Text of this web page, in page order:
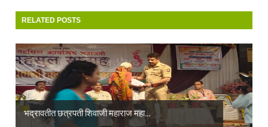
RELATED POSTS
भद्रावतीत छत्रपती शिवाजी महाराज महा...